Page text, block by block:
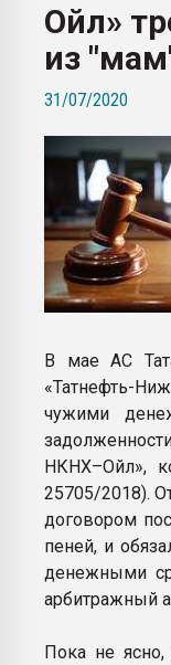
26.07.2022 "Сибирский
намного дороже
ПЕРЕЙТИ НА
Ойл»
из
31/07/2020
В мае АС
«Татнефть-
чужими
НКНХ–Ойл»,
25705/2018).
договором
пеней, и
денежными
арбитражный
Пока не